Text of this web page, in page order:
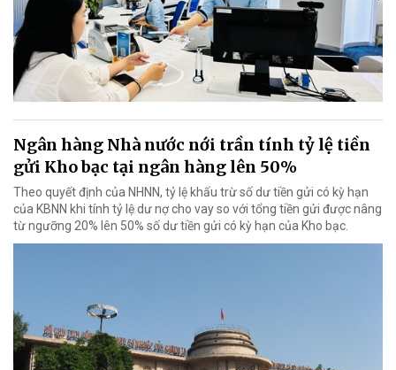
Ngân hàng Nhà nước nới trần tính tỷ lệ tiền
gửi Kho bạc tại ngân hàng lên 50%
Theo quyết định của NHNN, tỷ lệ khấu trừ số dư tiền gửi có kỳ hạn
của KBNN khi tính tỷ lệ dư nợ cho vay so với tổng tiền gửi được nâng
từ ngưỡng 20% lên 50% số dư tiền gửi có kỳ hạn của Kho bạc.